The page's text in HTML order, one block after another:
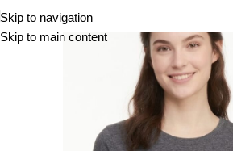
Skip to navigation
Skip to main content